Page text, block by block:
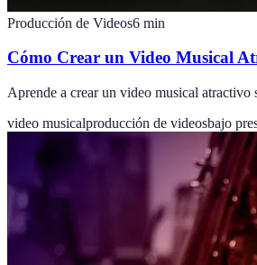
Producción de Videos6 min
Cómo Crear un Video Musical
Aprende a crear un video musical atractivo
video musicalproducción de videosbajo